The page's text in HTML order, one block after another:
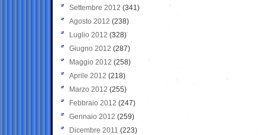
Settembre 2012 (341)
Agosto 2012 (238)
Luglio 2012 (328)
Giugno 2012 (287)
Maggio 2012 (258)
Aprile 2012 (218)
Marzo 2012 (255)
Febbraio 2012 (247)
Gennaio 2012 (259)
Dicembre 2011 (223)